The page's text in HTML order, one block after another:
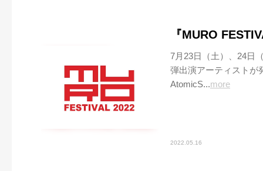
『MURO
7月23日（土）、24日
弾出演アーティストが
AtomicS...more
2022.05.16